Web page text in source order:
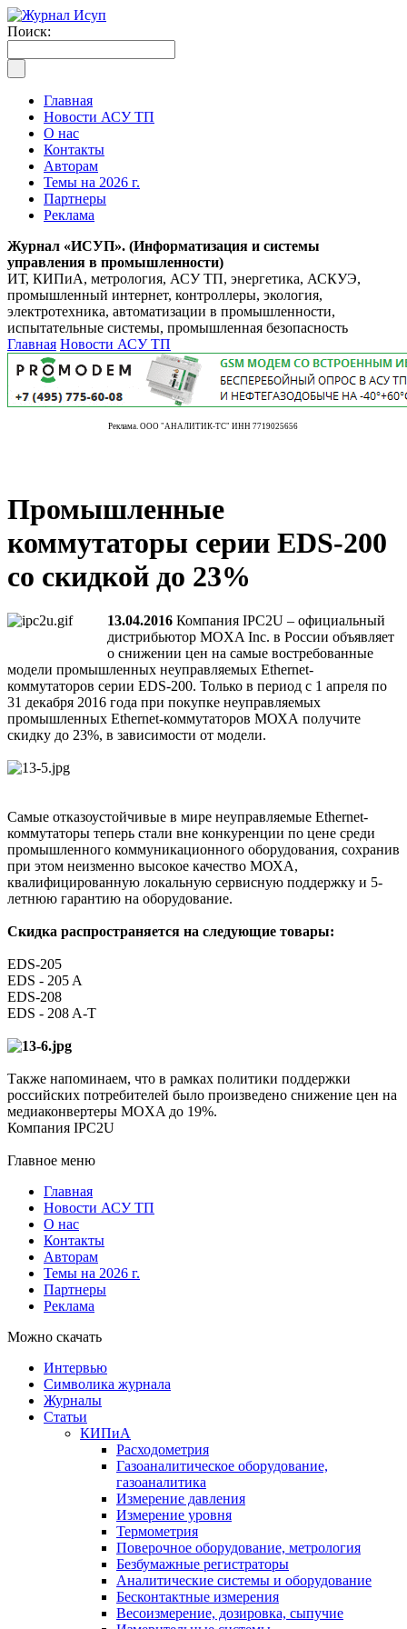
Поиск:
Главная
Новости АСУ ТП
О нас
Контакты
Авторам
Темы на 2026 г.
Партнеры
Реклама
Журнал «ИСУП». (Информатизация и системы
управления в промышленности)
ИТ, КИПиА, метрология, АСУ ТП, энергетика, АСКУЭ,
промышленный интернет, контроллеры, экология,
электротехника, автоматизации в промышленности,
испытательные системы, промышленная безопасность
Главная Новости АСУ ТП
Реклама. ООО "АНАЛИТИК-ТС" ИНН 7719025656
Промышленные
коммутаторы серии EDS-200
со скидкой до 23%
13.04.2016 Компания IPC2U – официальный
дистрибьютор MOXA Inc. в России объявляет
о снижении цен на самые востребованные
модели промышленных неуправляемых Ethernet-
коммутаторов серии EDS-200. Только в период с 1 апреля по
31 декабря 2016 года при покупке неуправляемых
промышленных Ethernet-коммутаторов МОХА получите
скидку до 23%, в зависимости от модели.
Самые отказоустойчивые в мире неуправляемые Ethernet-
коммутаторы теперь стали вне конкуренции по цене среди
промышленного коммуникационного оборудования, сохранив
при этом неизменно высокое качество MОХА,
квалифицированную локальную сервисную поддержку и 5-
летнюю гарантию на оборудование.
Скидка распространяется на следующие товары:
EDS-205
EDS - 205 A
EDS-208
EDS - 208 A-T
Также напоминаем, что в рамках политики поддержки
российских потребителей было произведено снижение цен на
медиаконвертеры MOXA до 19%.
Компания IPC2U
Главное меню
Главная
Новости АСУ ТП
О нас
Контакты
Авторам
Темы на 2026 г.
Партнеры
Реклама
Можно скачать
Интервью
Символика журнала
Журналы
Статьи
КИПиА
Расходометрия
Газоаналитическое оборудование,
газоаналитика
Измерение давления
Измерение уровня
Термометрия
Поверочное оборудование, метрология
Безбумажные регистраторы
Аналитические системы и оборудование
Бесконтактные измерения
Весоизмерение, дозировка, сыпучие